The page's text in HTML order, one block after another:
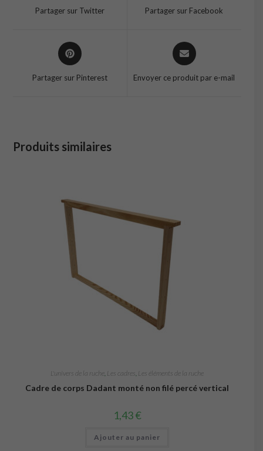
new
Partager sur Twitter Partager sur Facebook
Opens
in
Partager sur Pinterest
Opens
in
new
Envoyer ce produit par e-mail
Produits similaires
L'univers de la ruche Les cadres Les éléments de la ruche
Cadre de corps Dadant monté non filé percé vertical
1,43€
Ajouter au panier